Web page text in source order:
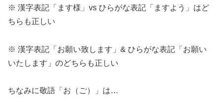
※ 漢字表記「ます様」vs ひらがな表記「ますよう」はど
ちらも正しい
※ 漢字表記「お願い致します」& ひらがな表記「お願い
いたします」のどちらも正しい
ちなみに敬語「お（ご）」は…